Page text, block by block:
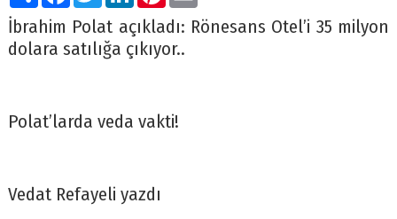
İbrahim Polat açıkladı: Rönesans Otel’i 35 milyon
dolara satılığa çıkıyor..
Polat’larda veda vakti!
Vedat Refayeli yazdı